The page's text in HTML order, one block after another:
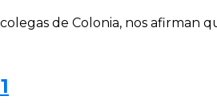
de Colonia, nos afirman